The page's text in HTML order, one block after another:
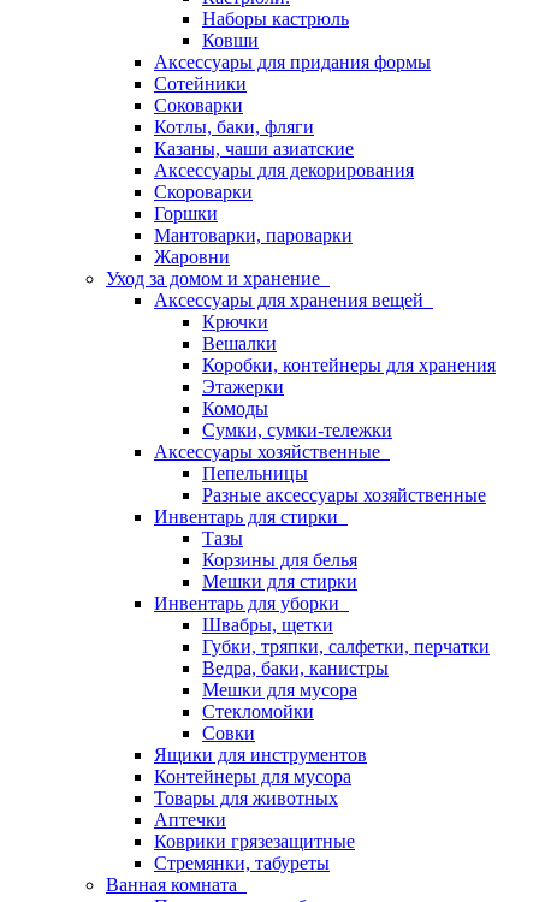
Наборы кастрюль
Ковши
Аксессуары для придания формы
Сотейники
Соковарки
Котлы, баки, фляги
Казаны, чаши азиатские
Аксессуары для декорирования
Скороварки
Горшки
Мантоварки, пароварки
Жаровни
Уход за домом и хранение
Аксессуары для хранения вещей
Крючки
Вешалки
Коробки, контейнеры для хранения
Этажерки
Комоды
Сумки, сумки-тележки
Аксессуары хозяйственные
Пепельницы
Разные аксессуары хозяйственные
Инвентарь для стирки
Тазы
Корзины для белья
Мешки для стирки
Инвентарь для уборки
Швабры, щетки
Губки, тряпки, салфетки, перчатки
Ведра, баки, канистры
Мешки для мусора
Стекломойки
Совки
Ящики для инструментов
Контейнеры для мусора
Товары для животных
Аптечки
Коврики грязезащитные
Стремянки, табуреты
Ванная комната